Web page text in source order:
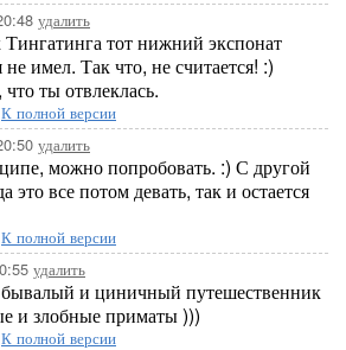
удалить
Тингатинга тот нижний экспонат
имел. Так что, не считается! :)
ты отвлеклась.
К полной версии
удалить
можно попробовать. :) С другой
это все потом девать, так и остается
К полной версии
удалить
бывалый и циничный путешественник
и злобные приматы )))
К полной версии